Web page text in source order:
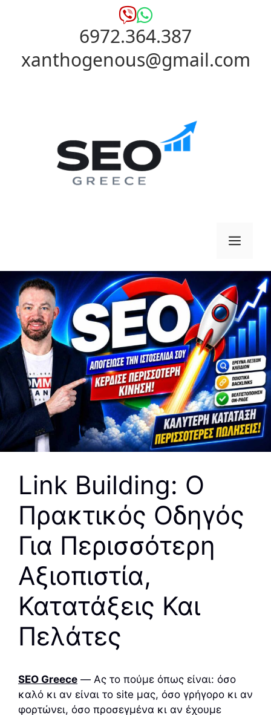
6972.364.387
xanthogenous@gmail.com
Link Building: Ο
Πρακτικός Οδηγός
Για Περισσότερη
Αξιοπιστία,
Κατατάξεις Και
Πελάτες
SEO Greece — Ας το πούμε όπως είναι: όσο
καλό κι αν είναι το site μας, όσο γρήγορο κι αν
φορτώνει, όσο προσεγμένα κι αν έχουμε